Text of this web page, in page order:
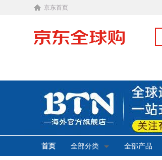
京东首页
首页 全部分类 全部产品